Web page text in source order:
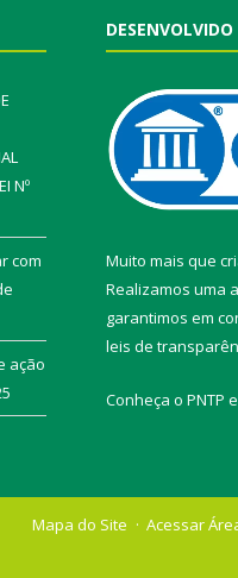
Nº
com
ação
Muito mais que
Realizamos uma
garantimos em
leis de
Conheça o PNTP
Mapa do Site Acessar